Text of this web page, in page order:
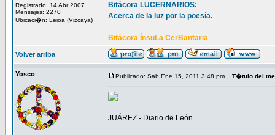
Registrado: 14 Abr 2007
Mensajes: 2270
Ubicaci�n: Leioa (Vizcaya)
Bitácora LUCERNARIOS:
Acerca de la luz por la poesía.
.
Bitácora ÍnsuLa CerBantaria
Volver arriba
Yosco Publicado: Sab Ene 15, 2011 3:48 pm T�tulo del
JUÁREZ.- Diario de León